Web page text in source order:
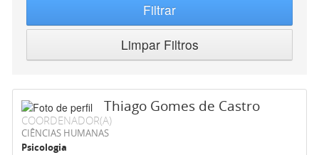
Filtrar
Limpar Filtros
Thiago Gomes de Castro
COORDENADOR(A)
CIÊNCIAS HUMANAS
Psicologia